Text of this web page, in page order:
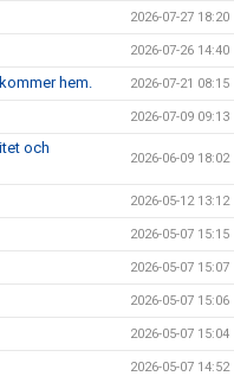
2026-07-27 18:20
2026-07-26 14:40
hem. 2026-07-21 08:15
2026-07-09 09:13
och
2026-06-09 18:02
2026-05-12 13:12
2026-05-07 15:15
2026-05-07 15:07
2026-05-07 15:06
2026-05-07 15:04
2026-05-07 14:52